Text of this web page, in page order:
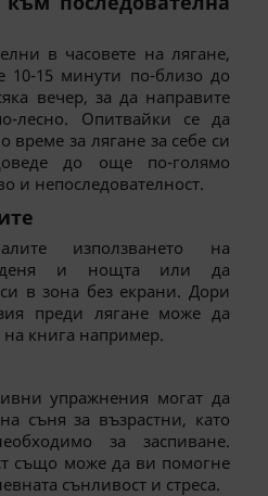
в часовете на лягане,
10-15 минути по-близо до
вечер, за да направите
лесно. Опитвайки се да
време за лягане за себе си
до още по-голямо
и непоследователност.
използването на
деня и нощта или да
в зона без екрани. Дори
преди лягане може да
книга например.
упражнения могат да
съня за възрастни, като
за заспиване.
също може да ви помогне
сънливост и стреса.